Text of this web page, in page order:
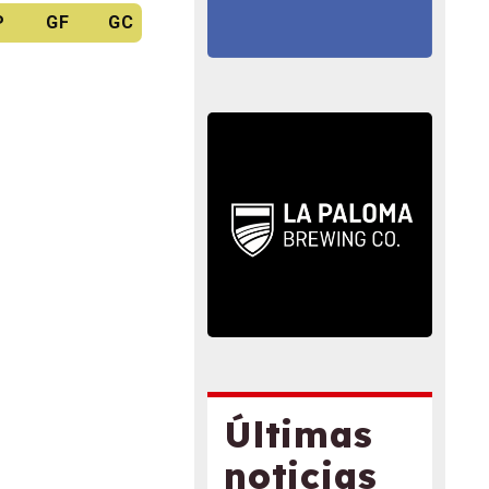
GF GC
Últimas
noticias